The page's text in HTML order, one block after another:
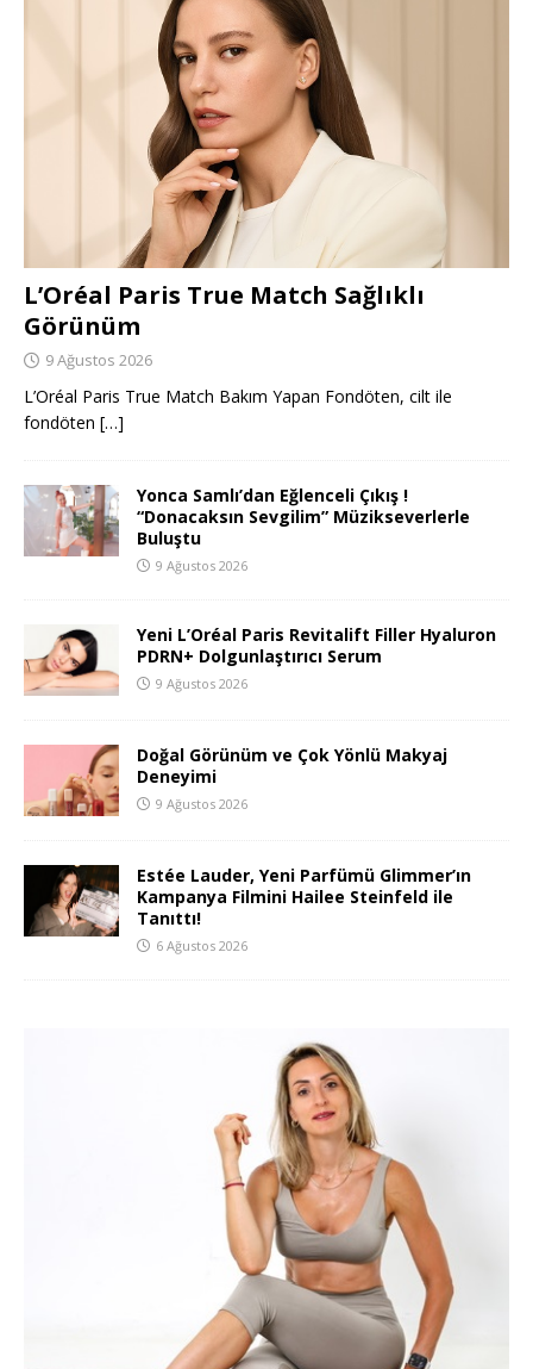
L’Oréal Paris True Match Sağlıklı
Görünüm
9 Ağustos 2026
L’Oréal Paris True Match Bakım Yapan Fondöten, cilt ile
fondöten […]
Yonca Samlı’dan Eğlenceli Çıkış !
“Donacaksın Sevgilim” Müzikseverlerle
Buluştu
9 Ağustos 2026
Yeni L’Oréal Paris Revitalift Filler Hyaluron
PDRN+ Dolgunlaştırıcı Serum
9 Ağustos 2026
Doğal Görünüm ve Çok Yönlü Makyaj
Deneyimi
9 Ağustos 2026
Estée Lauder, Yeni Parfümü Glimmer’ın
Kampanya Filmini Hailee Steinfeld ile
Tanıttı!
6 Ağustos 2026